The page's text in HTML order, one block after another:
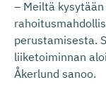
– Meiltä
perustamisesta.
liiketoiminnan
Åkerlund sanoo.